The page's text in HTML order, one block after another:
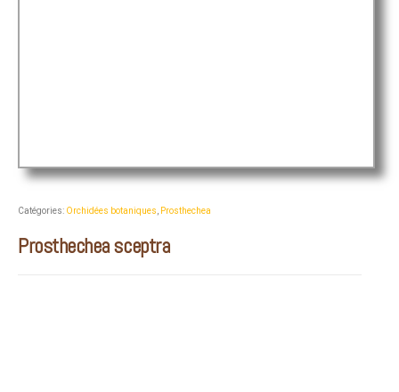
Catégories: Orchidées botaniques Prosthechea
Prosthechea sceptra